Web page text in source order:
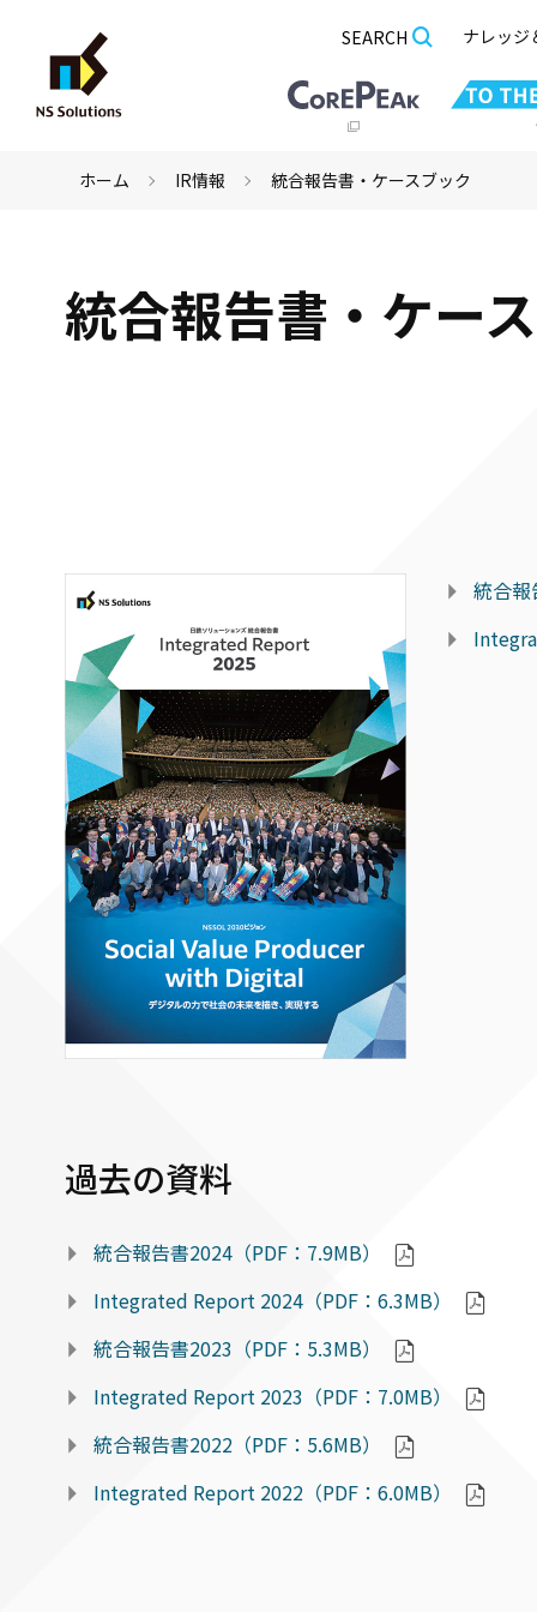
SEARCH ナレッジ
ホーム IR情報 統合報告書・ケースブック
統合報告書・ケー
統合報
過去の資料
統合報告書2024（PDF：7.9MB）
Integrated Report 2024（PDF：6.3MB）
統合報告書2023（PDF：5.3MB）
Integrated Report 2023（PDF：7.0MB）
統合報告書2022（PDF：5.6MB）
Integrated Report 2022（PDF：6.0MB）